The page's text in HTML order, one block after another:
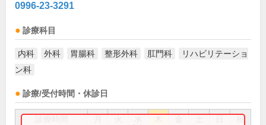
0996-23-3291
診療科目
内科 外科 胃腸科 整形外科 肛門科
リハビリテーショ
ン科
診療/受付時間・休診日
祝